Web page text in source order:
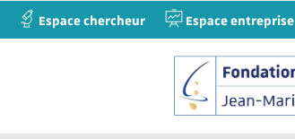
Espace chercheur Espace entreprise